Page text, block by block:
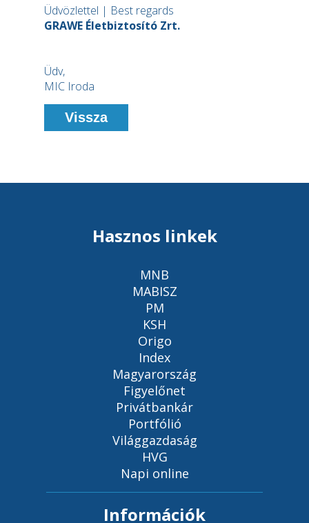
Üdvözlettel | Best regards
GRAWE Életbiztosító Zrt.
Üdv,
MIC Iroda
Vissza
Hasznos linkek
MNB
MABISZ
PM
KSH
Origo
Index
Magyarország
Figyelőnet
Privátbankár
Portfólió
Világgazdaság
HVG
Napi online
Információk